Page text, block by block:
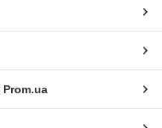
Prom.ua